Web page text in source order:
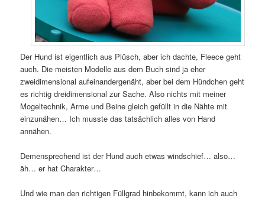
Der Hund ist eigentlich aus Plüsch, aber ich dachte, Fleece geht
auch. Die meisten Modelle aus dem Buch sind ja eher
zweidimensional aufeinandergenäht, aber bei dem Hündchen geht
es richtig dreidimensional zur Sache. Also nichts mit meiner
Mogeltechnik, Arme und Beine gleich gefüllt in die Nähte mit
einzunähen… Ich musste das tatsächlich alles von Hand
annähen.
Demensprechend ist der Hund auch etwas windschief… also…
äh… er hat Charakter…
Und wie man den richtigen Füllgrad hinbekommt, kann ich auch